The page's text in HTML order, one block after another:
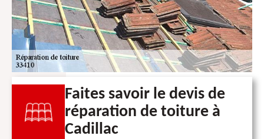
Faites savoir le devis de
réparation de toiture à
Cadillac